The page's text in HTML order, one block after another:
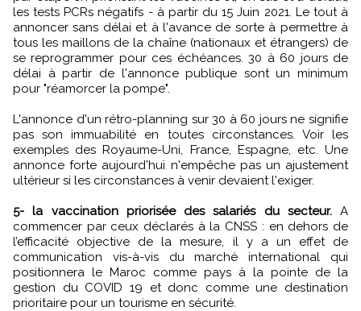
les tests PCRs négatifs - à partir du 15 Juin 2021. Le tout à
annoncer sans délai et à l'avance de sorte à permettre à
tous les maillons de la chaîne (nationaux et étrangers) de
se reprogrammer pour ces échéances. 30 à 60 jours de
délai à partir de l'annonce publique sont un minimum
pour "réamorcer la pompe".
L'annonce d'un rétro-planning sur 30 à 60 jours ne signifie
pas son immuabilité en toutes circonstances. Voir les
exemples des Royaume-Uni, France, Espagne, etc. Une
annonce forte aujourd'hui n'empêche pas un ajustement
ultérieur si les circonstances à venir devaient l'exiger.
5- la vaccination priorisée des salariés du secteur. A
commencer par ceux déclarés à la CNSS : en dehors de
l’efficacité objective de la mesure, il y a un effet de
communication vis-à-vis du marché international qui
positionnera le Maroc comme pays à la pointe de la
gestion du COVID 19 et donc comme une destination
prioritaire pour un tourisme en sécurité.